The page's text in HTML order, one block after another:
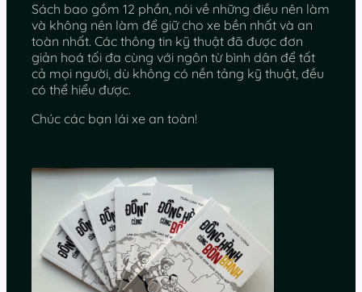
Sách bao gồm 12 phần, nói về những điều nên làm
và không nên làm để giữ cho xe bền nhất và an
toàn nhất. Các thông tin kỹ thuật đã được đơn
giản hoá tối đa cùng với ngôn từ bình dân để tất
cả mọi người, dù không có nền tảng kỹ thuật, đều
có thể hiểu được.
Chúc các bạn lái xe an toàn!